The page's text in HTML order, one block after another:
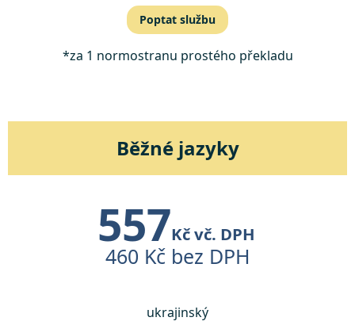
Poptat službu
*za 1 normostranu prostého překladu
Běžné jazyky
557Kč vč. DPH
460 Kč bez DPH
ukrajinský